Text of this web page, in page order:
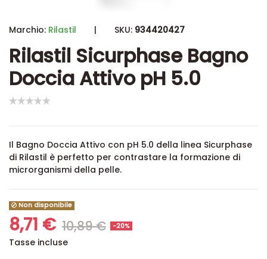
Marchio: Rilastil | SKU: 934420427
Rilastil Sicurphase Bagno
Doccia Attivo pH 5.0
Il Bagno Doccia Attivo con pH 5.0 della linea Sicurphase
di Rilastil è perfetto per contrastare la formazione di
microrganismi della pelle.
Non disponibile
8,71 € 10,89 € -20%
Tasse incluse